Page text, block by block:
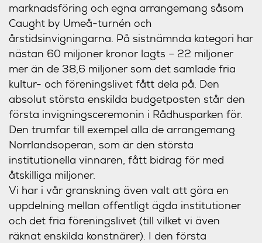
marknadsföring och egna arrangemang såsom
Caught by Umeå-turnén och
årstidsinvigningarna. På sistnämnda kategori har
nästan 60 miljoner kronor lagts – 22 miljoner
mer än de 38,6 miljoner som det samlade fria
kultur- och föreningslivet fått dela på. Den
absolut största enskilda budgetposten står den
första invigningsceremonin i Rådhusparken för.
Den trumfar till exempel alla de arrangemang
Norrlandsoperan, som är den största
institutionella vinnaren, fått bidrag för med
åtskilliga miljoner.
Vi har i vår granskning även valt att göra en
uppdelning mellan offentligt ägda institutioner
och det fria föreningslivet (till vilket vi även
räknat enskilda konstnärer). I den första